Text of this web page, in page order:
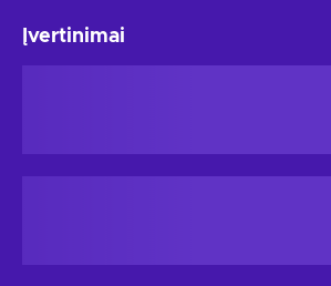
Įvertinimai